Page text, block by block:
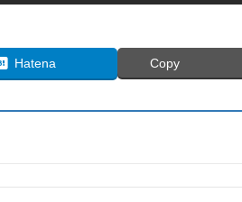
Hatena Copy